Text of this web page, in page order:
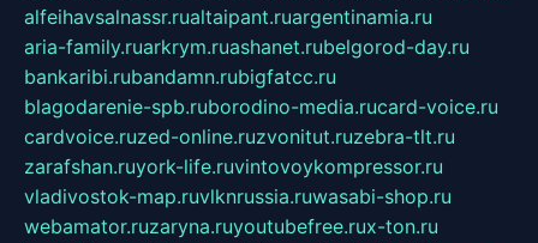
alfeihavsalnassr.rualtaipant.ruargentinamia.ru
aria-family.ruarkrym.ruashanet.rubelgorod-day.ru
bankaribi.rubandamn.rubigfatcc.ru
blagodarenie-spb.ruborodino-media.rucard-voice.ru
cardvoice.ruzed-online.ruzvonitut.ruzebra-tlt.ru
zarafshan.ruyork-life.ruvintovoykompressor.ru
vladivostok-map.ruvlknrussia.ruwasabi-shop.ru
webamator.ruzaryna.ruyoutubefree.rux-ton.ru